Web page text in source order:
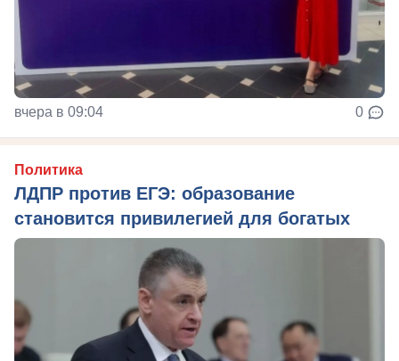
вчера в 09:04 0
Политика
ЛДПР против ЕГЭ: образование
становится привилегией для богатых